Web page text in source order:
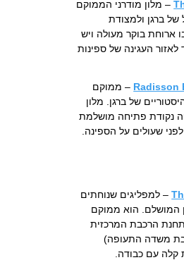
– מלון מודרני הממוקם
ברגן ולמצודת
ארוחת בוקר מעולה ויש
לאזור העגינה של ספינות
Radisson – ממוקם
של ברגן. מלון
נקודת פתיחה מושלמת
שעולים על הספינה.
– למפליגים שנוחתים
המושלם. הוא ממוקם
הרכבת המרכזית
משדה התעופה)
קלה עם כבודה.